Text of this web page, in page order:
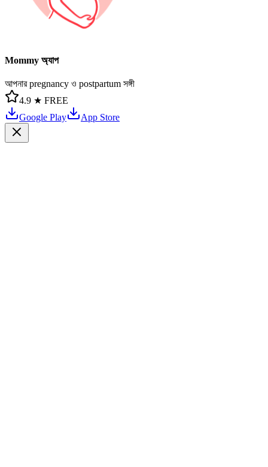
Mommy অ্যাপ
আপনার pregnancy ও postpartum সঙ্গী
4.9 ★ FREE
Google Play
App Store